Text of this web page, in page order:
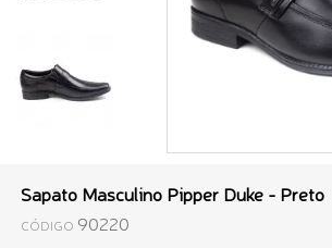
Sapato Masculino Pipper Duke - Preto
CÓDIGO 90220